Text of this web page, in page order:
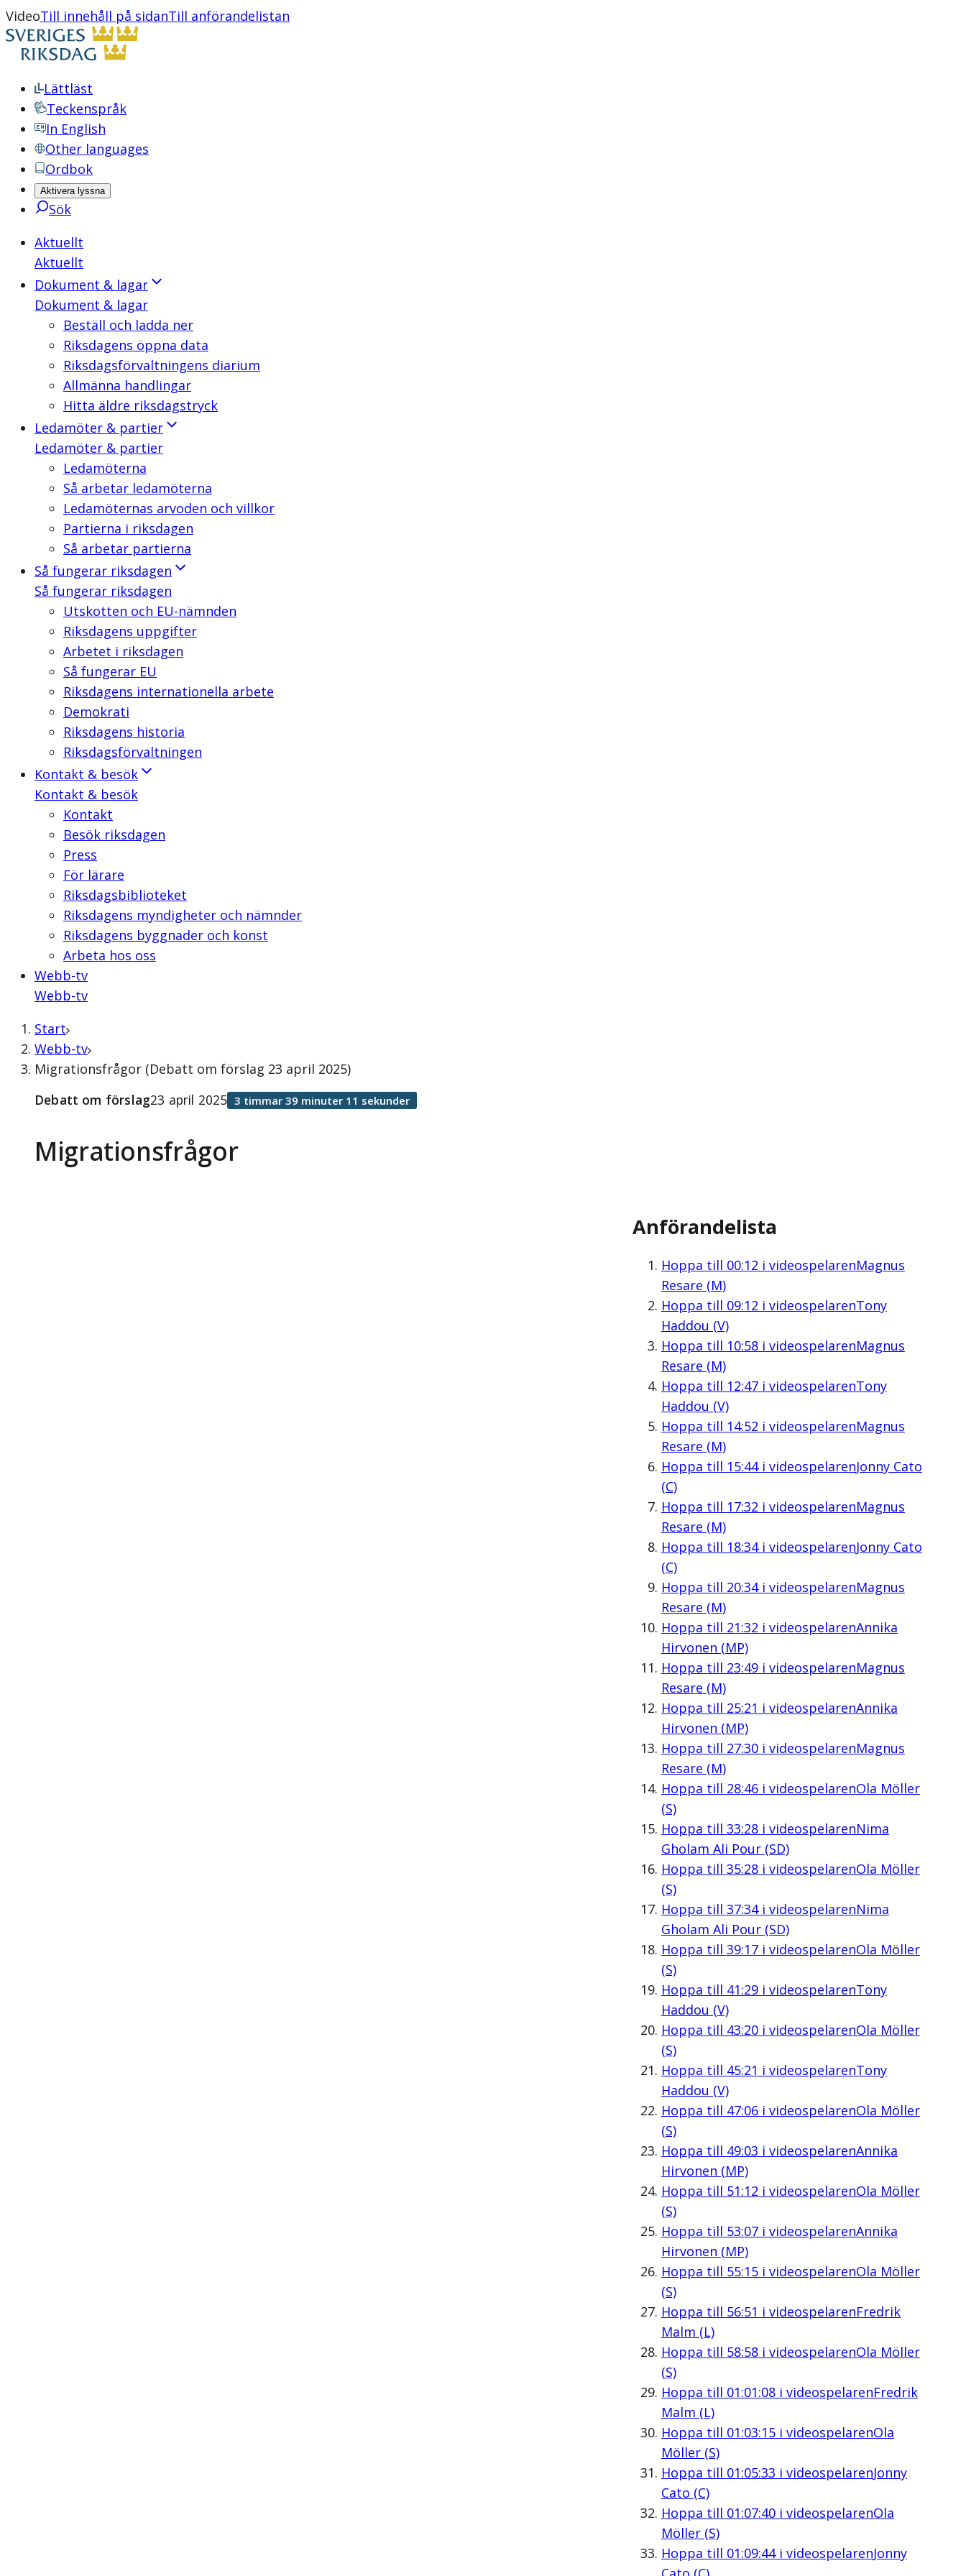
VideoTill innehåll på sidanTill anförandelistan
Lättläst
Teckenspråk
In English
Other languages
Ordbok
Aktivera lyssna
Sök
Aktuellt
Aktuellt
Dokument & lagar
Dokument & lagar
Beställ och ladda ner
Riksdagens öppna data
Riksdagsförvaltningens diarium
Allmänna handlingar
Hitta äldre riksdagstryck
Ledamöter & partier
Ledamöter & partier
Ledamöterna
Så arbetar ledamöterna
Ledamöternas arvoden och villkor
Partierna i riksdagen
Så arbetar partierna
Så fungerar riksdagen
Så fungerar riksdagen
Utskotten och EU-nämnden
Riksdagens uppgifter
Arbetet i riksdagen
Så fungerar EU
Riksdagens internationella arbete
Demokrati
Riksdagens historia
Riksdagsförvaltningen
Kontakt & besök
Kontakt & besök
Kontakt
Besök riksdagen
Press
För lärare
Riksdagsbiblioteket
Riksdagens myndigheter och nämnder
Riksdagens byggnader och konst
Arbeta hos oss
Webb-tv
Webb-tv
Start
Webb-tv
Migrationsfrågor (Debatt om förslag 23 april 2025)
Migrationsfrågor
Debatt om förslag23 april 2025 3 timmar 39 minuter 11 sekunder
Anförandelista
Hoppa till 00:12 i videospelarenMagnus
Resare (M)
Hoppa till 09:12 i videospelarenTony
Haddou (V)
Hoppa till 10:58i videospelarenMagnus
Resare (M)
Hoppa till 12:47i videospelarenTony
Haddou (V)
Hoppa till 14:52 i videospelarenMagnus
Resare (M)
Hoppa till 15:44i videospelarenJonny Cato
(C)
Hoppa till 17:32 i videospelarenMagnus
Resare (M)
Hoppa till 18:34i videospelarenJonny Cato
(C)
Hoppa till 20:34i videospelarenMagnus
Resare (M)
Hoppa till 21:32 i videospelarenAnnika
Hirvonen (MP)
Hoppa till 23:49i videospelarenMagnus
Resare (M)
Hoppa till 25:21 i videospelarenAnnika
Hirvonen (MP)
Hoppa till 27:30i videospelarenMagnus
Resare (M)
Hoppa till 28:46i videospelarenOla Möller
(S)
Hoppa till 33:28i videospelarenNima
Gholam Ali Pour (SD)
Hoppa till 35:28i videospelarenOla Möller
(S)
Hoppa till 37:34i videospelarenNima
Gholam Ali Pour (SD)
Hoppa till 39:17i videospelarenOla Möller
(S)
Hoppa till 41:29i videospelarenTony
Haddou (V)
Hoppa till 43:20i videospelarenOla Möller
(S)
Hoppa till 45:21 i videospelarenTony
Haddou (V)
Hoppa till 47:06i videospelarenOla Möller
(S)
Hoppa till 49:03 i videospelarenAnnika
Hirvonen (MP)
Hoppa till 51:12 i videospelarenOla Möller
(S)
Hoppa till 53:07i videospelarenAnnika
Hirvonen (MP)
Hoppa till 55:15i videospelarenOla Möller
(S)
Hoppa till 56:51 i videospelarenFredrik
Malm (L)
Hoppa till 58:58i videospelarenOla Möller
(S)
Hoppa till 01:01:08i videospelarenFredrik
Malm (L)
Hoppa till 01:03:15i videospelarenOla
Möller (S)
Hoppa till 01:05:33 i videospelarenJonny
Cato (C)
Hoppa till 01:07:40i videospelarenOla
Möller (S)
Hoppa till 01:09:44i videospelarenJonny